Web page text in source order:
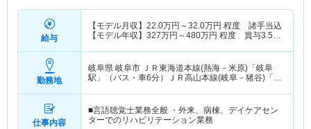
給与
【モデル月収】 22.0万円～32.0万円 程度 諸手当込
【モデル年収】 327万円～480万円 程度 賞与3.5ヶ
勤務地
岐阜県 岐阜市 ＪＲ東海道本線(熱海－米原)「岐阜
駅」（バス・車6分）ＪＲ高山本線(岐阜－猪谷)「岐
仕事内容
■言語聴覚士業務全般 ・外来、病棟、デイケアセン
ターでのリハビリテーション業務